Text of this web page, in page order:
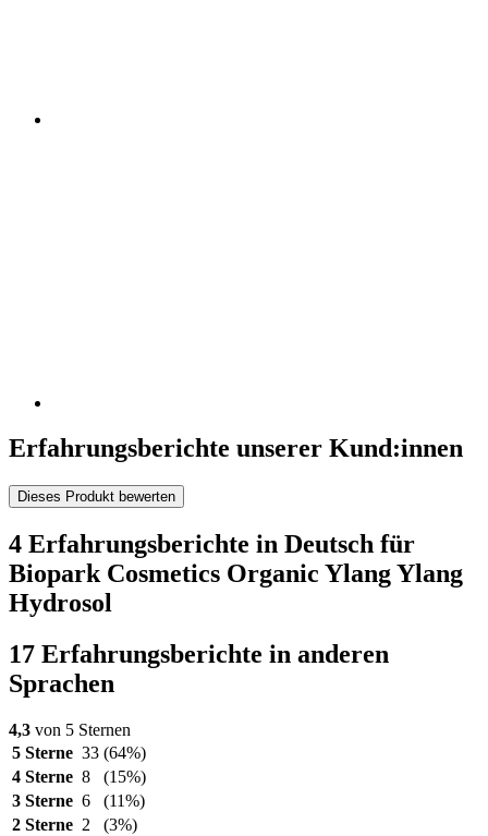
Erfahrungsberichte unserer Kund:innen
Dieses Produkt bewerten
4 Erfahrungsberichte in Deutsch für
Biopark Cosmetics Organic Ylang Ylang
Hydrosol
17 Erfahrungsberichte in anderen
Sprachen
4,3 von 5 Sternen
5 Sterne 33 (64%)
4 Sterne 8
(15%)
3 Sterne 6
(11%)
2 Sterne 2
(3%)